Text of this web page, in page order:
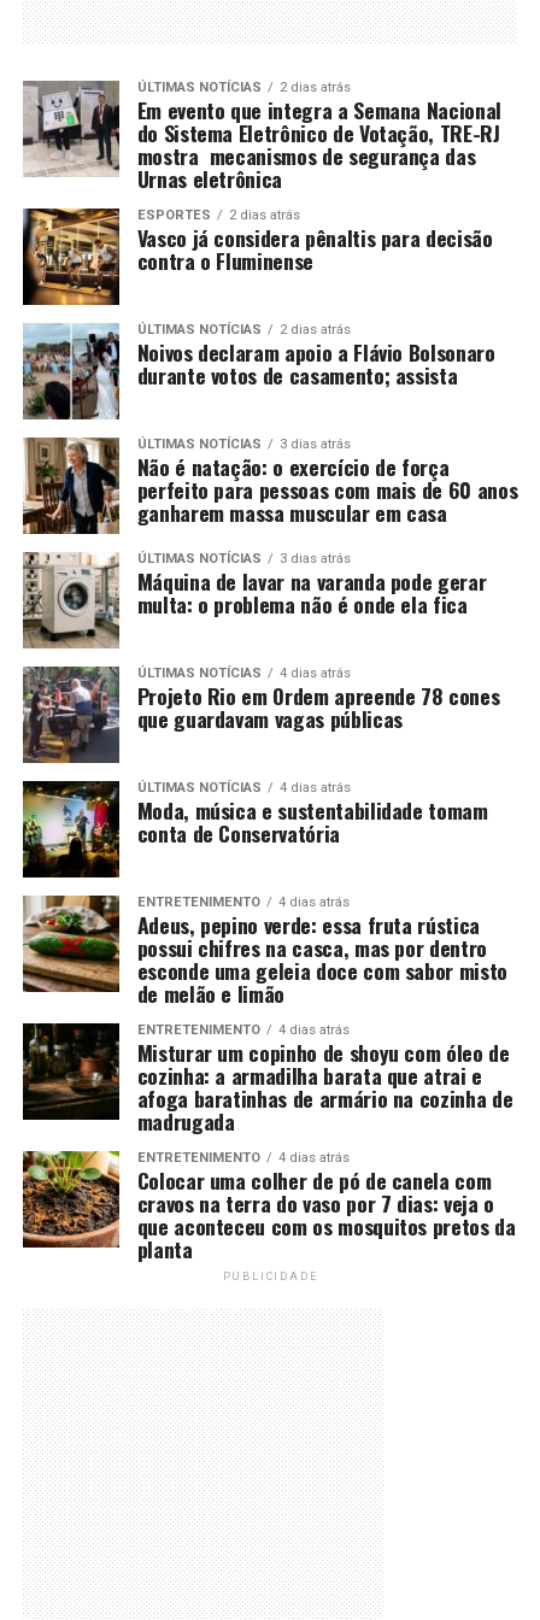
ÚLTIMAS NOTÍCIAS 2 dias atrás
Em evento que integra a Semana Nacional
do Sistema Eletrônico de Votação, TRE-RJ
mostra mecanismos de segurança das
Urnas eletrônica
ESPORTES 2 dias atrás
Vasco já considera pênaltis para decisão
contra o Fluminense
ÚLTIMAS NOTÍCIAS 2 dias atrás
Noivos declaram apoio a Flávio Bolsonaro
durante votos de casamento; assista
ÚLTIMAS NOTÍCIAS 3 dias atrás
Não é natação: o exercício de força
perfeito para pessoas com mais de 60 anos
ganharem massa muscular em casa
ÚLTIMAS NOTÍCIAS 3 dias atrás
Máquina de lavar na varanda pode gerar
multa: o problema não é onde ela fica
ÚLTIMAS NOTÍCIAS 4 dias atrás
Projeto Rio em Ordem apreende 78 cones
que guardavam vagas públicas
ÚLTIMAS NOTÍCIAS 4 dias atrás
Moda, música e sustentabilidade tomam
conta de Conservatória
ENTRETENIMENTO 4 dias atrás
Adeus, pepino verde: essa fruta rústica
possui chifres na casca, mas por dentro
esconde uma geleia doce com sabor misto
de melão e limão
ENTRETENIMENTO 4 dias atrás
Misturar um copinho de shoyu com óleo de
cozinha: a armadilha barata que atrai e
afoga baratinhas de armário na cozinha de
madrugada
ENTRETENIMENTO 4 dias atrás
Colocar uma colher de pó de canela com
cravos na terra do vaso por 7 dias: veja o
que aconteceu com os mosquitos pretos da
planta
PUBLICIDADE